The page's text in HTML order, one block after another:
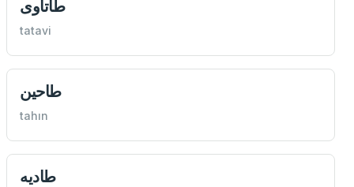
طاتاوی
tatavi
طاحین
tahın
طاديه